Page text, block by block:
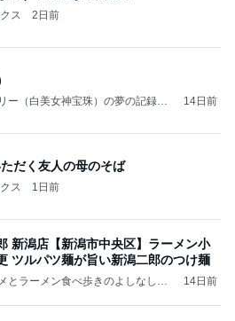
ス 2日前
ー（白美女神宝珠）の夢の記録
14日前
だく友人の母のそば
ス 1日前
新潟店【新潟市中央区】ラーメン小
ツルパツ麺が旨い新潟二郎のつけ麺
とラーメン食べ歩きのよしなしご
14日前